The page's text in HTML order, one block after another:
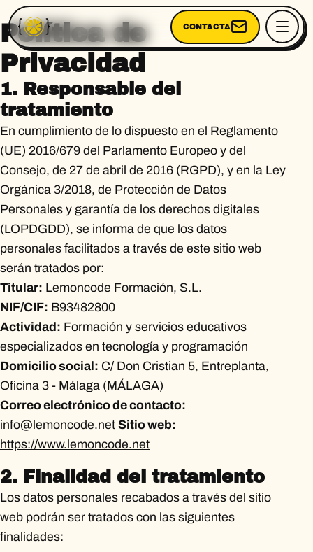
CONTACTA
Política de
Privacidad
1. Responsable del
tratamiento
En cumplimiento de lo dispuesto en el Reglamento
(UE) 2016/679 del Parlamento Europeo y del
Consejo, de 27 de abril de 2016 (RGPD), y en la Ley
Orgánica 3/2018, de Protección de Datos
Personales y garantía de los derechos digitales
(LOPDGDD), se informa de que los datos
personales facilitados a través de este sitio web
serán tratados por:
Titular: Lemoncode Formación, S.L.
NIF/CIF: B93482800
Actividad: Formación y servicios educativos
especializados en tecnología y programación
Domicilio social: C/ Don Cristian 5, Entreplanta,
Oficina 3 - Málaga (MÁLAGA)
Correo electrónico de contacto:
info@lemoncode.net Sitio web:
https://www.lemoncode.net
2. Finalidad del tratamiento
Los datos personales recabados a través del sitio
web podrán ser tratados con las siguientes
finalidades: